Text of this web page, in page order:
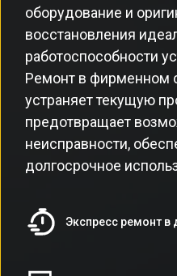
оборудование и
восстановления
работоспособности
Ремонт в фирменном
устраняет текущую
предотвращает
неисправности,
долгосрочное
Экспресс ремонт в